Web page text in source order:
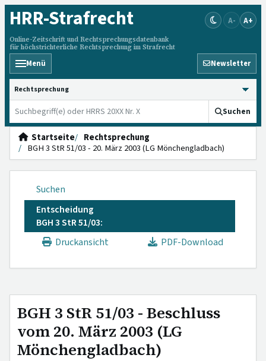
HRR-Strafrecht
Online-Zeitschrift und Rechtsprechungsdatenbank
für höchstrichterliche Rechtsprechung im Strafrecht
A- A+
Menü Newsletter
HRRS durchsuchen
Suchen
Startseite
Rechtsprechung
BGH 3 StR 51/03 - 20. März 2003 (LG Mönchengladbach)
Suchen
Entscheidung
BGH 3 StR 51/03:
Druckansicht
PDF-Download
BGH 3 StR 51/03 - Beschluss
vom 20. März 2003 (LG
Mönchengladbach)